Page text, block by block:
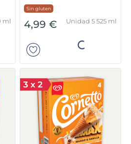
ml
Sin gluten
4,99 € Unidad 5 525 ml
Añadir